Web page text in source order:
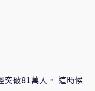
突破81萬人。 這時候